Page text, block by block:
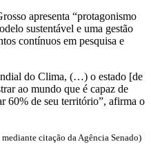
apresenta “protagonismo
sustentável e uma gestão
contínuos em pesquisa e
do Clima, (…) o estado [de
ao mundo que é capaz de
60% de seu território”, afirma o
citação da Agência Senado)